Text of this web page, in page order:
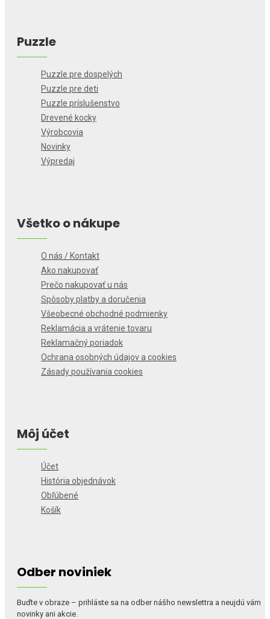
Puzzle
Puzzle pre dospelých
Puzzle pre deti
Puzzle príslušenstvo
Drevené kocky
Výrobcovia
Novinky
Výpredaj
Všetko o nákupe
O nás / Kontakt
Ako nakupovať
Prečo nakupovať u nás
Spôsoby platby a doručenia
Všeobecné obchodné podmienky
Reklamácia a vrátenie tovaru
Reklamačný poriadok
Ochrana osobných údajov a cookies
Zásady používania cookies
Môj účet
Účet
História objednávok
Obľúbené
Košík
Odber noviniek
Buďte v obraze – prihláste sa na odber nášho newslettra a neujdú vám
novinky ani akcie.